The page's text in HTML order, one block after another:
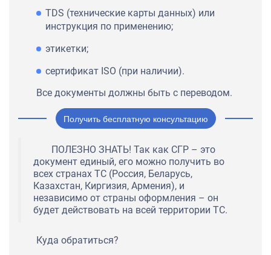
TDS (технические карты данных) или
инструкция по применению;
этикетки;
сертификат ISO (при наличии).
Все документы должны быть с переводом.
Получить бесплатную консультацию
ПОЛЕЗНО ЗНАТЬ! Так как СГР – это
документ единый, его можно получить во
всех странах ТС (Россия, Беларусь,
Казахстан, Киргизия, Армения), и
независимо от страны оформления – он
будет действовать на всей территории ТС.
Куда обратиться?